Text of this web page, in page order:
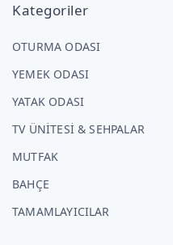
Kategoriler
OTURMA ODASI
YEMEK ODASI
YATAK ODASI
TV ÜNİTESİ & SEHPALAR
MUTFAK
BAHÇE
TAMAMLAYICILAR